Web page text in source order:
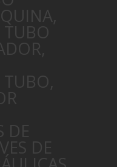
TUBO
TUBO,
DE
DE